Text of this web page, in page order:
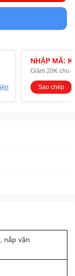
NHẬP MÃ:
Giảm 20K cho
Sao chép
nắp vặn